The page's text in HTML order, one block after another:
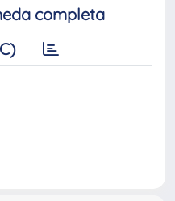
completa